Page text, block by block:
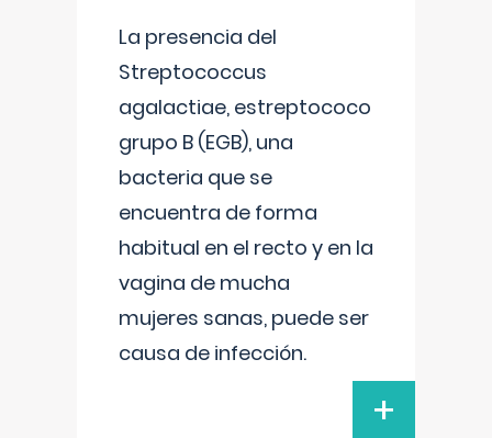
La presencia del
Streptococcus
agalactiae, estreptococo
grupo B (EGB), una
bacteria que se
encuentra de forma
habitual en el recto y en la
vagina de mucha
mujeres sanas, puede ser
causa de infección.
+